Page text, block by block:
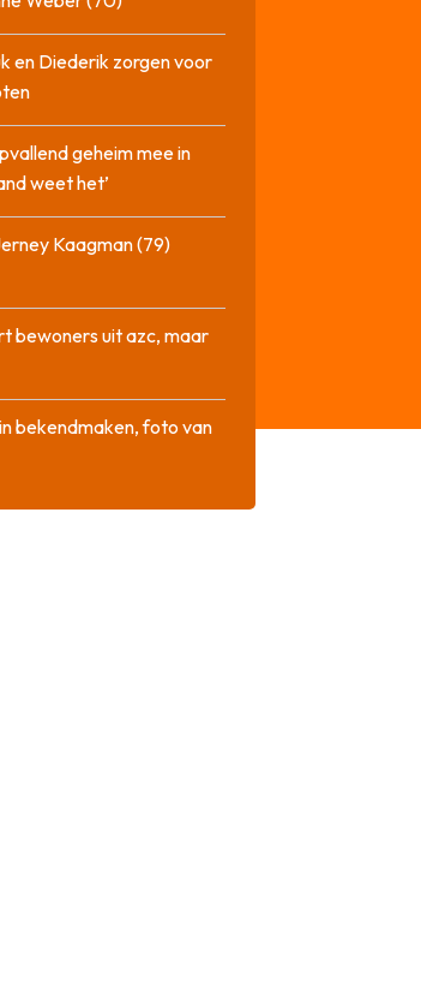
en Diederik zorgen voor
geheim mee in
weet het’
Kaagman (79)
bewoners uit azc, maar
bekendmaken, foto van